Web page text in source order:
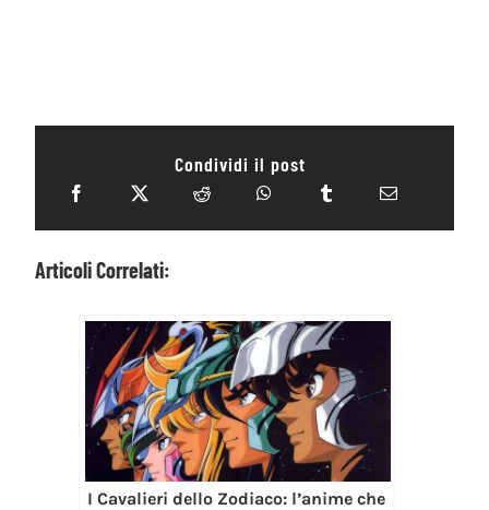
Condividi il post
Articoli Correlati:
I Cavalieri dello Zodiaco: l’anime che